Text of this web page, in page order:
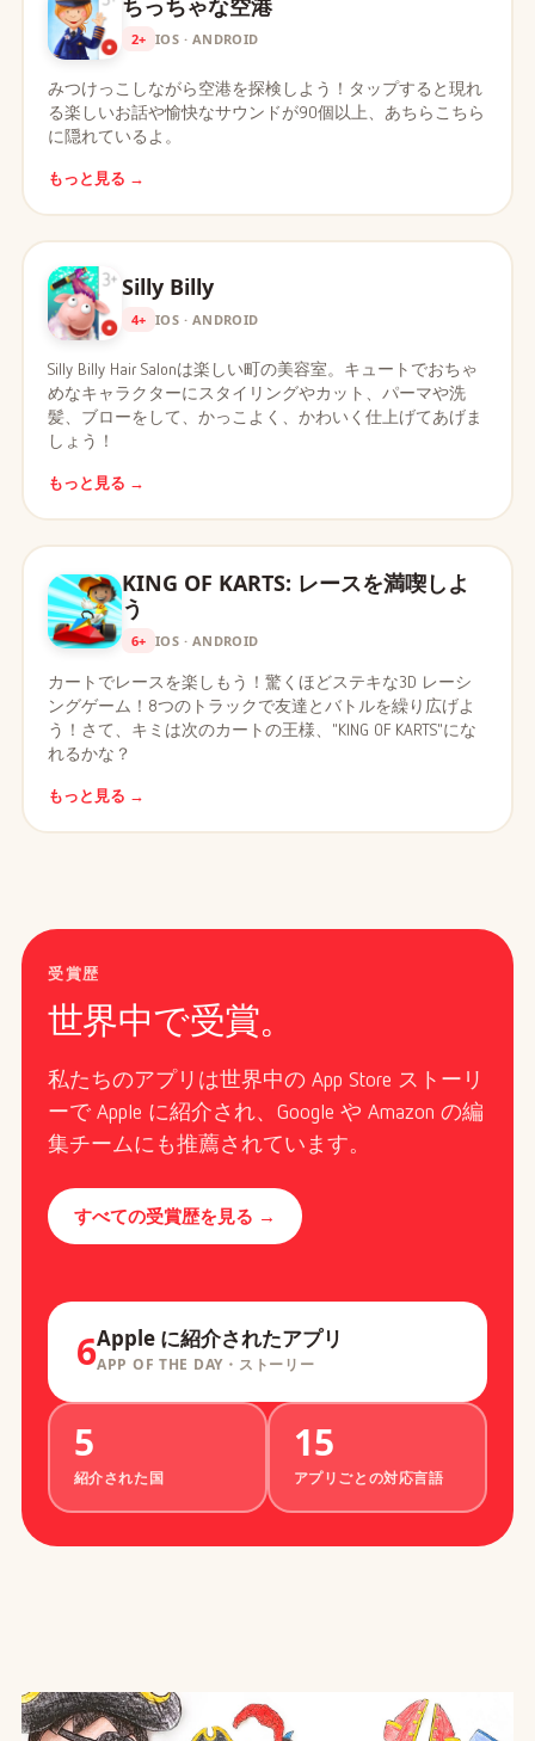
2+ IOS · ANDROID
みつけっこしながら空港を探検しよう！タップすると現れ
る楽しいお話や愉快なサウンドが90個以上、あちらこちら
に隠れているよ。
もっと見る →
Silly Billy
4+ IOS · ANDROID
Silly Billy Hair Salonは楽しい町の美容室。キュートでおちゃ
めなキャラクターにスタイリングやカット、パーマや洗
髪、ブローをして、かっこよく、かわいく仕上げてあげま
しょう！
もっと見る →
KING OF KARTS: レースを満喫しよ
う
6+ IOS · ANDROID
カートでレースを楽しもう！驚くほどステキな3D レーシ
ングゲーム！8つのトラックで友達とバトルを繰り広げよ
う！さて、キミは次のカートの王様、"KING OF KARTS"にな
れるかな？
もっと見る →
受賞歴
世界中で受賞。
私たちのアプリは世界中の App Store ストーリ
ーで Apple に紹介され、Google や Amazon の編
集チームにも推薦されています。
すべての受賞歴を見る →
6Apple に紹介されたアプリ
APP OF THE DAY・ストーリー
5
紹介された国
15
アプリごとの対応言語